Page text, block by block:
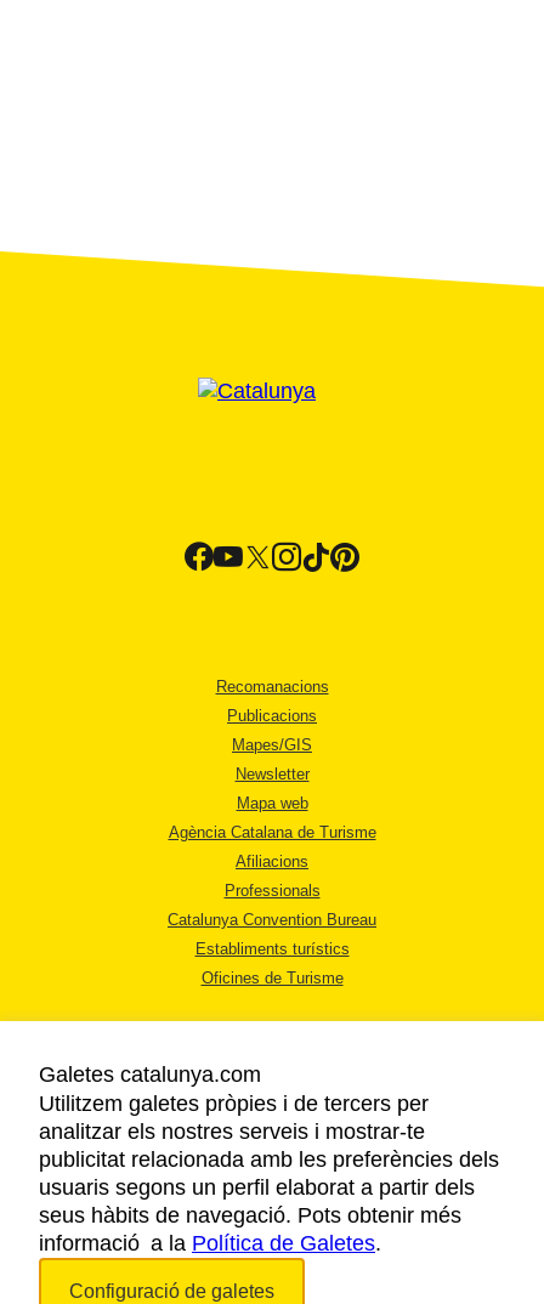
Recomanacions
Publicacions
Mapes/GIS
Newsletter
Mapa web
Agència Catalana de Turisme
Afiliacions
Professionals
Catalunya Convention Bureau
Establiments turístics
Oficines de Turisme
AVÍS LEGAL
POLÍTICA DE PRIVACITAT
COOKIES
ACCESSIBILITAT
Galetes catalunya.com
Utilitzem galetes pròpies i de tercers per
analitzar els nostres serveis i mostrar-te
publicitat relacionada amb les preferències dels
usuaris segons un perfil elaborat a partir dels
seus hàbits de navegació. Pots obtenir més
informació a la Política de Galetes.
Configuració de galetes